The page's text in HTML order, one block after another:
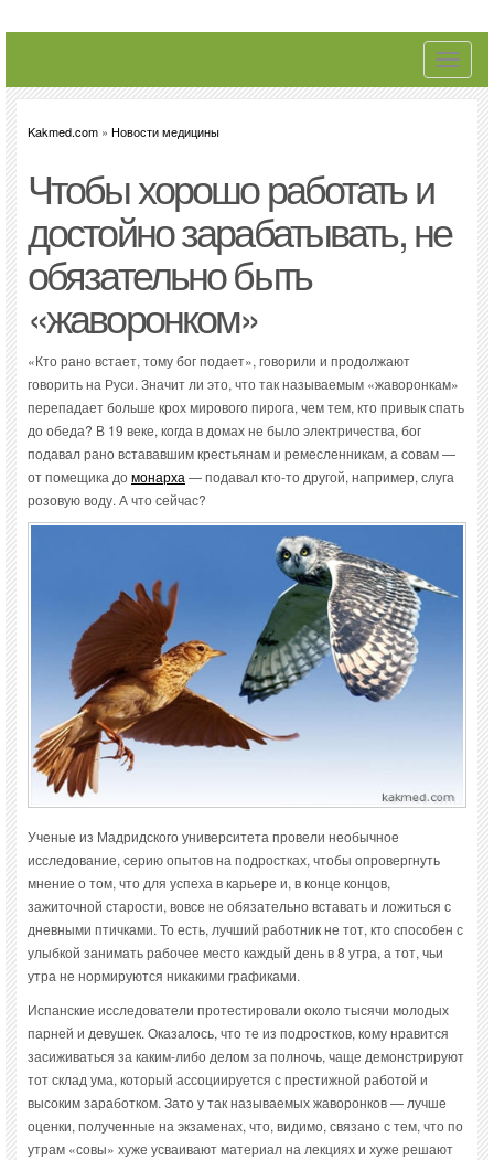
Toggle
Kakmed.com » Новости медицины
Чтобы хорошо работать и
достойно зарабатывать, не
обязательно быть
«жаворонком»
«Кто рано встает, тому бог подает», говорили и продолжают
говорить на Руси. Значит ли это, что так называемым «жаворонкам»
перепадает больше крох мирового пирога, чем тем, кто привык спать
до обеда? В 19 веке, когда в домах не было электричества, бог
подавал рано встававшим крестьянам и ремесленникам, а совам —
от помещика домонарха — подавал кто-то другой, например, слуга
розовую воду. А что сейчас?
Ученые из Мадридского университета провели необычное
исследование, серию опытов на подростках, чтобы опровергнуть
мнение о том, что для успеха в карьере и, в конце концов,
зажиточной старости, вовсе не обязательно вставать и ложиться с
дневными птичками. То есть, лучший работник не тот, кто способен с
улыбкой занимать рабочее место каждый день в 8 утра, а тот, чьи
утра не нормируются никакими графиками.
Испанские исследователи протестировали около тысячи молодых
парней и девушек. Оказалось, что те из подростков, кому нравится
засиживаться за каким-либо делом за полночь, чаще демонстрируют
тот склад ума, который ассоциируется с престижной работой и
высоким заработком. Зато у так называемых жаворонков — лучше
оценки, полученные на экзаменах, что, видимо, связано с тем, что по
утрам «совы» хуже усваивают материал на лекциях и хуже решают